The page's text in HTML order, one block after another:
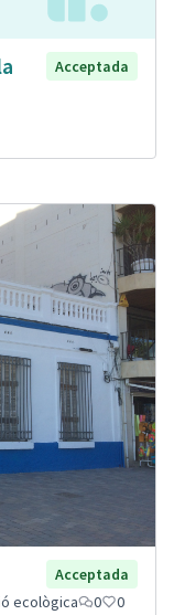
Acceptada
Acceptada
ecològica 0 0